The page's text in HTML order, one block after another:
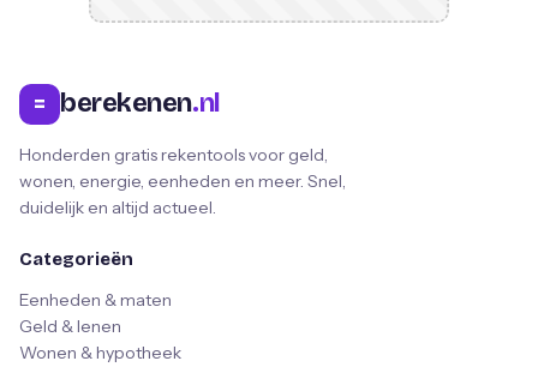
= berekenen.nl
Honderden gratis rekentools voor geld,
wonen, energie, eenheden en meer. Snel,
duidelijk en altijd actueel.
Categorieën
Eenheden & maten
Geld & lenen
Wonen & hypotheek